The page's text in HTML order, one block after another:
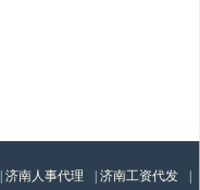
| 济南人事代理 | 济南工资代发 |